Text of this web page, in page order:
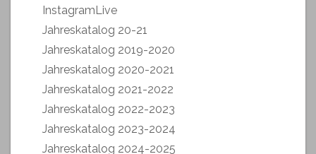
InstagramLive
Jahreskatalog 20-21
Jahreskatalog 2019-2020
Jahreskatalog 2020-2021
Jahreskatalog 2021-2022
Jahreskatalog 2022-2023
Jahreskatalog 2023-2024
Jahreskatalog 2024-2025